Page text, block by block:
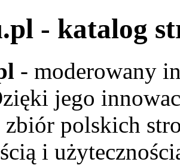
- katalog
- moderowany
jego
polskich
i